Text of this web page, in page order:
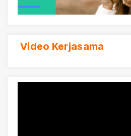
Video Kerjasama